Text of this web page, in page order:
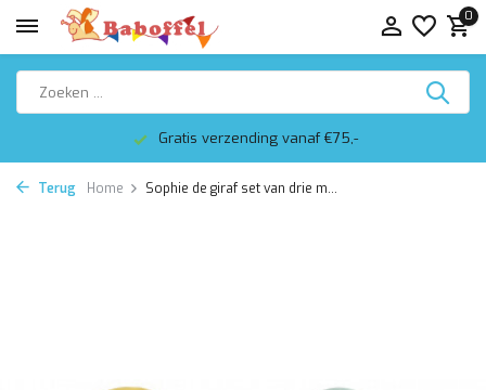
0
Gratis verzending vanaf €75,-
Terug Home Sophie de giraf set van drie m...